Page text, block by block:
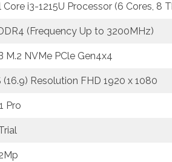
i3-1215U Processor (6 Cores, 8
(Frequency Up to 3200MHz)
M.2 NVMe PCle Gen4x4
(16.9) Resolution FHD 1920 x 1080
Pro